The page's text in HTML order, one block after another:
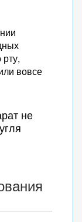
вовсе
не